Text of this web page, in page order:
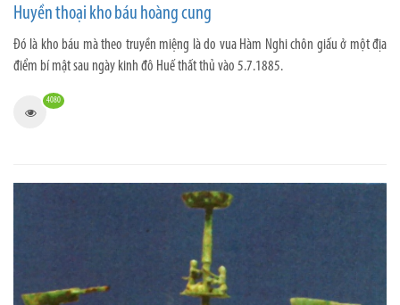
Huyền thoại kho báu hoàng cung
Đó là kho báu mà theo truyền miệng là do vua Hàm Nghi chôn giấu ở một địa
điểm bí mật sau ngày kinh đô Huế thất thủ vào 5.7.1885.
4080